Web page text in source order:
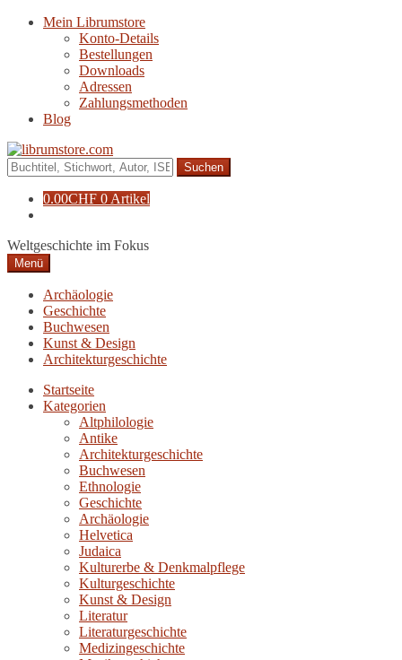
Navigation
Zum
Mein Librumstore
Konto-Details
Bestellungen
Downloads
Adressen
Zahlungsmethoden
Blog
Suche
nach:
0.00CHF 0 Artikel
Weltgeschichte im Fokus
Menü
Archäologie
Geschichte
Buchwesen
Kunst & Design
Architekturgeschichte
Startseite
Kategorien
Altphilologie
Antike
Architekturgeschichte
Buchwesen
Ethnologie
Geschichte
Archäologie
Helvetica
Judaica
Kulturerbe & Denkmalpflege
Kulturgeschichte
Kunst & Design
Literatur
Literaturgeschichte
Medizingeschichte